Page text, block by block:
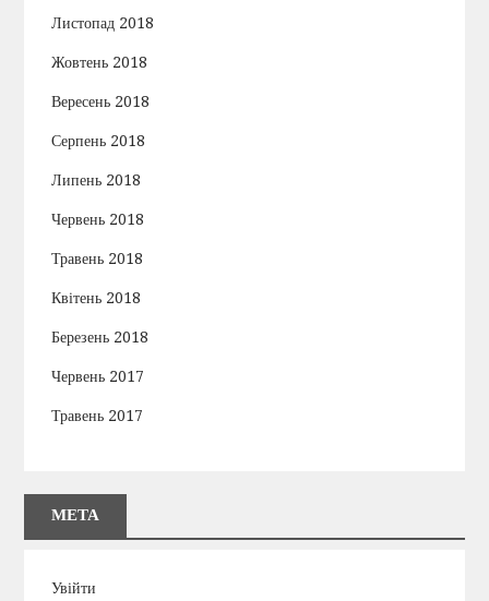
Листопад 2018
Жовтень 2018
Вересень 2018
Серпень 2018
Липень 2018
Червень 2018
Травень 2018
Квітень 2018
Березень 2018
Червень 2017
Травень 2017
МЕТА
Увійти